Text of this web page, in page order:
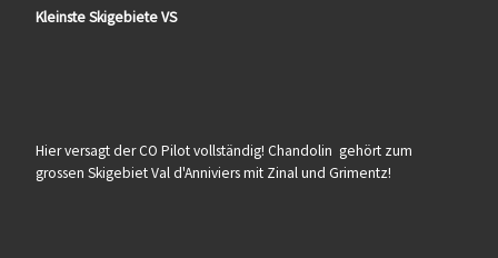
Kleinste Skigebiete VS
Hier versagt der CO Pilot vollständig! Chandolin gehört zum
grossen Skigebiet Val d'Anniviers mit Zinal und Grimentz!